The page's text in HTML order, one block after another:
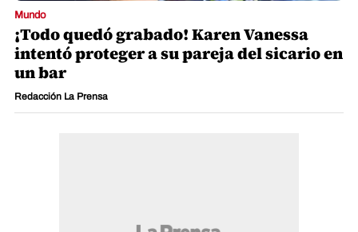
Mundo
¡Todo quedó grabado! Karen Vanessa
intentó proteger a su pareja del sicario en
un bar
Redacción La Prensa